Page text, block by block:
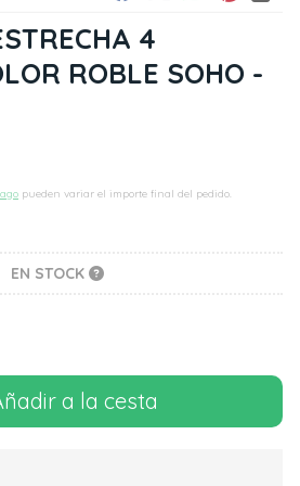
4
ROBLE SOHO -
pueden variar el importe final del pedido.
EN STOCK
a la cesta